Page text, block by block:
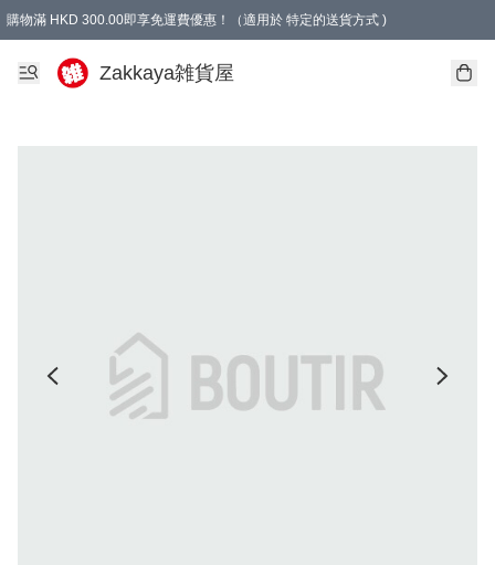
購物滿 HKD 300.00即享免運費優惠！（適用於 特定的送貨方式 )
Zakkaya雑貨屋